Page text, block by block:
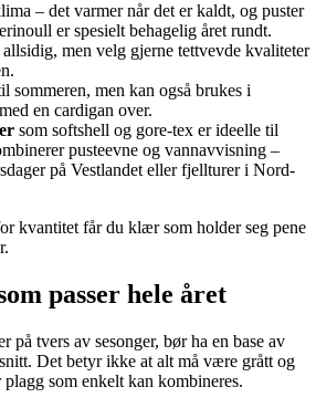
– det varmer når det er kaldt, og puster
er spesielt behagelig året rundt.
men velg gjerne tettvevde kvaliteter
sommeren, men kan også brukes i
en cardigan over.
som softshell og gore-tex er ideelle til
pusteevne og vannavvisning –
på Vestlandet eller fjellturer i Nord-
kvantitet får du klær som holder seg pene
passer hele året
på tvers av sesonger, bør ha en base av
Det betyr ikke at alt må være grått og
som enkelt kan kombineres.